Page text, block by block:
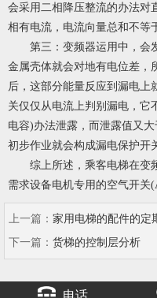
会采用二相降压整流的办法对
相有电流，电流向量总和不等
第三：变频器运用中，会发
金属壳体就会对地有电位差，
后，这部分能量反应到漏电上
关仅仅从电流上判别漏电，它
电容)办法泄露，而泄露值又
初步作业就会构成漏电保护开
综上所述， 乘客电梯在变
需求设备电机专用的空气开关
上一篇： 家用电梯的配件的定
下一篇： 货梯的控制层分析
电话